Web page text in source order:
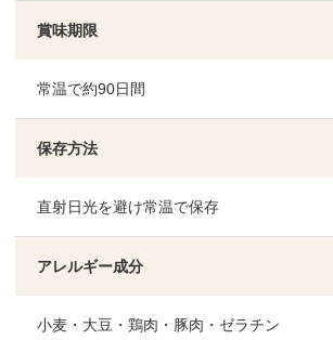
賞味期限
常温で約90日間
保存方法
直射日光を避け常温で保存
アレルギー成分
小麦・大豆・鶏肉・豚肉・ゼラチン